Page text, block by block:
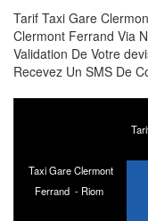
Tarif Taxi Gare
Clermont Ferrand Via
Validation De Votre
Recevez Un SMS De
Taxi Gare Clermont
Ferrand - Riom